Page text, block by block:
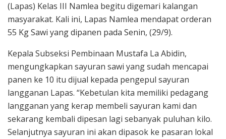
(Lapas) Kelas III Namlea begitu digemari kalangan
masyarakat. Kali ini, Lapas Namlea mendapat orderan
55 Kg Sawi yang dipanen pada Senin, (29/9).
Kepala Subseksi Pembinaan Mustafa La Abidin,
mengungkapkan sayuran sawi yang sudah mencapai
panen ke 10 itu dijual kepada pengepul sayuran
langganan Lapas. “Kebetulan kita memiliki pedagang
langganan yang kerap membeli sayuran kami dan
sekarang kembali dipesan lagi sebanyak puluhan kilo.
Selanjutnya sayuran ini akan dipasok ke pasaran lokal